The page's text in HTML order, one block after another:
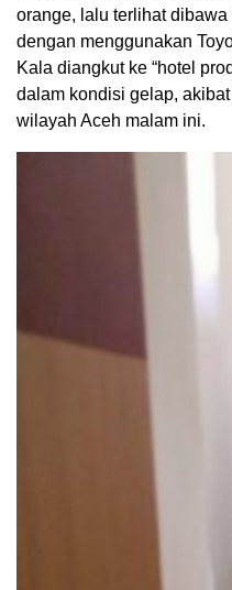
orange, lalu terlihat
dengan menggunakan
Kala diangkut ke “hotel
dalam kondisi gelap,
wilayah Aceh malam ini.